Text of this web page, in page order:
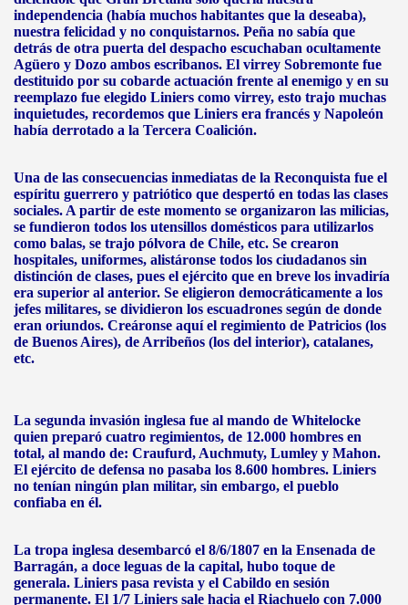
independencia (había muchos habitantes que la deseaba),
nuestra felicidad y no conquistarnos. Peña no sabía que
detrás de otra puerta del despacho escuchaban ocultamente
Agüero y Dozo ambos escribanos. El virrey Sobremonte fue
destituido por su cobarde actuación frente al enemigo y en su
reemplazo fue elegido Liniers como virrey, esto trajo muchas
inquietudes, recordemos que Liniers era francés y Napoleón
había derrotado a la Tercera Coalición.
Una de las consecuencias inmediatas de la Reconquista fue el
espíritu guerrero y patriótico que despertó en todas las clases
sociales. A partir de este momento se organizaron las milicias,
se fundieron todos los utensillos domésticos para utilizarlos
como balas, se trajo pólvora de Chile, etc. Se crearon
hospitales, uniformes, alistáronse todos los ciudadanos sin
distinción de clases, pues el ejército que en breve los invadiría
era superior al anterior. Se eligieron democráticamente a los
jefes militares, se dividieron los escuadrones según de donde
eran oriundos. Creáronse aquí el regimiento de Patricios (los
de Buenos Aires), de Arribeños (los del interior), catalanes,
etc.
La segunda invasión inglesa fue al mando de Whitelocke
quien preparó cuatro regimientos, de 12.000 hombres en
total, al mando de: Craufurd, Auchmuty, Lumley y Mahon.
El ejército de defensa no pasaba los 8.600 hombres. Liniers
no tenían ningún plan militar, sin embargo, el pueblo
confiaba en él.
La tropa inglesa desembarcó el 8/6/1807 en la Ensenada de
Barragán, a doce leguas de la capital, hubo toque de
generala. Liniers pasa revista y el Cabildo en sesión
permanente. El 1/7 Liniers sale hacia el Riachuelo con 7.000